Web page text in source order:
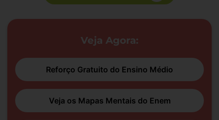
Veja Agora:
Reforço Gratuito do Ensino Médio
Veja os Mapas Mentais do Enem